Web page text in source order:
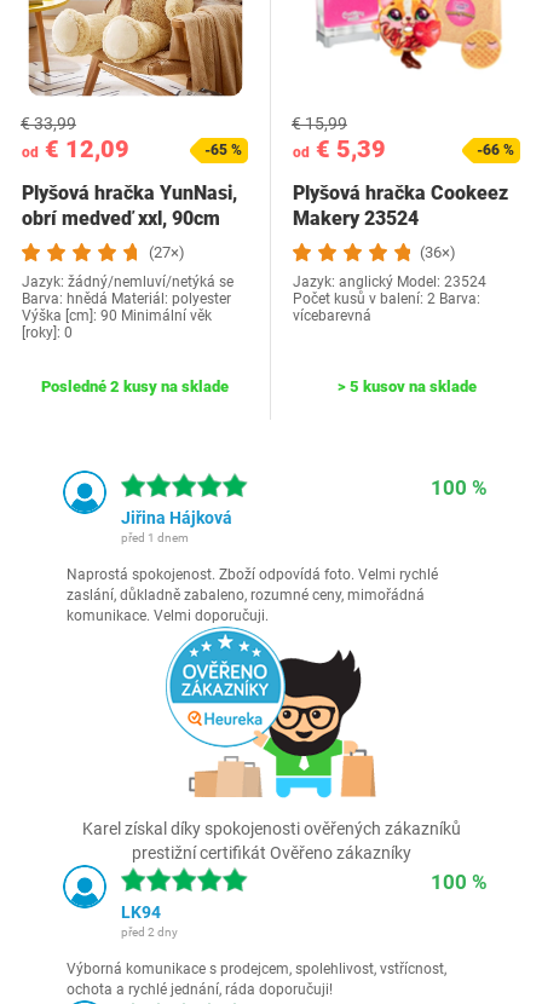
od € 12,09
€ 33,99
-65 %
Plyšová hračka YunNasi,
obrí medveď xxl, 90cm
(27×)
Jazyk: žádný/nemluví/netýká se
Barva: hnědá Materiál: polyester
Výška [cm]: 90 Minimální věk
[roky]: 0
Posledné 2 kusy na sklade
od € 5,39
€ 15,99
-66 %
Plyšová hračka Cookeez
Makery 23524
(36×)
Jazyk: anglický Model: ‎23524
Počet kusů v balení: 2 Barva:
vícebarevná
> 5 kusov na sklade
100 %
Jiřina Hájková
před 1 dnem
Naprostá spokojenost. Zboží odpovídá foto. Velmi rychlé
zaslání, důkladně zabaleno, rozumné ceny, mimořádná
komunikace. Velmi doporučuji.
Karel získal díky spokojenosti ověřených zákazníků
prestižní certifikát Ověřeno zákazníky
100 %
LK94
před 2 dny
Výborná komunikace s prodejcem, spolehlivost, vstřícnost,
ochota a rychlé jednání, ráda doporučuji!